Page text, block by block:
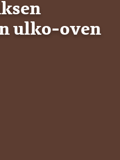
ulko-oven